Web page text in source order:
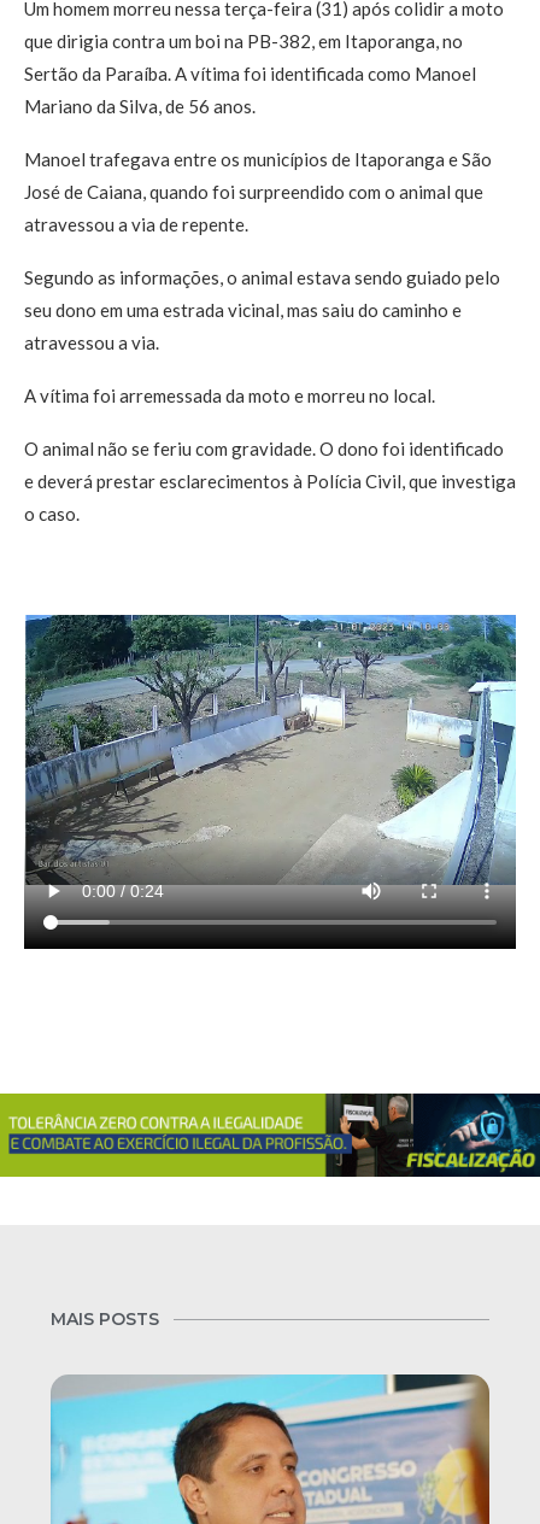
Um homem morreu nessa terça-feira (31) após colidir a moto
que dirigia contra um boi na PB-382, em Itaporanga, no
Sertão da Paraíba. A vítima foi identificada como Manoel
Mariano da Silva, de 56 anos.
Manoel trafegava entre os municípios de Itaporanga e São
José de Caiana, quando foi surpreendido com o animal que
atravessou a via de repente.
Segundo as informações, o animal estava sendo guiado pelo
seu dono em uma estrada vicinal, mas saiu do caminho e
atravessou a via.
A vítima foi arremessada da moto e morreu no local.
O animal não se feriu com gravidade. O dono foi identificado
e deverá prestar esclarecimentos à Polícia Civil, que investiga
o caso.
MAIS POSTS